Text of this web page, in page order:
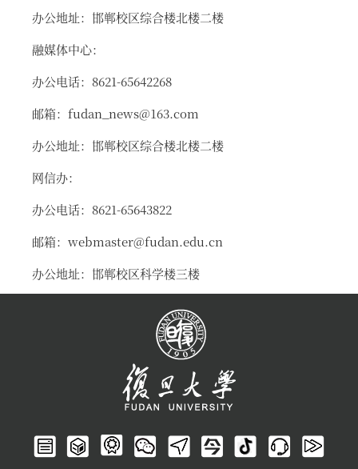
办公地址：邯郸校区综合楼北楼二楼
融媒体中心：
办公电话：8621-65642268
邮箱：fudan_news@163.com
办公地址：邯郸校区综合楼北楼二楼
网信办：
办公电话：8621-65643822
邮箱：webmaster@fudan.edu.cn
办公地址：邯郸校区科学楼三楼